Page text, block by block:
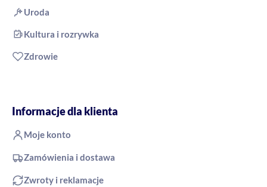
Uroda
Kultura i rozrywka
Zdrowie
Informacje dla klienta
Moje konto
Zamówienia i dostawa
Zwroty i reklamacje